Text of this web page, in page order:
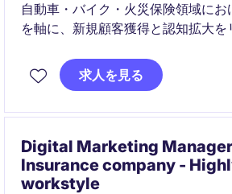
自動車・バイク・火災保険領域に
を軸に、新規顧客獲得と認知拡大を
内外の関係者と連携してマーケティ
します。
求人を見る
Digital Marketing
Insurance company -
workstyle